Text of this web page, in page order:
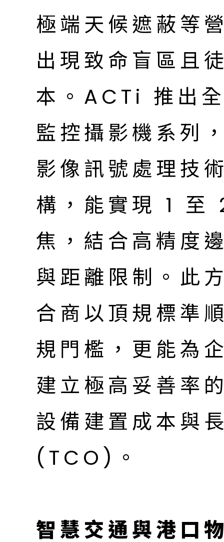
極端天候遮蔽等
出現致命盲區且
本。ACTi 推出
監控攝影機系列
影像訊號處理技
構，能實現 1 至
焦，結合高精度
與距離限制。此
合商以頂規標準
規門檻，更能為
建立極高妥善率
設備建置成本與
(TCO)。
智慧交通與港口